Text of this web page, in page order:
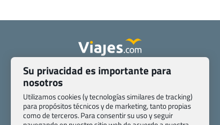
Quienes somos
Contacto
Pasaporte, Visado, Salud y otras disposiciones específicas
Blog de Viajes.com
Registro de agencias
Preguntas frecuentes
Condiciones generales
Política de privacidad y cookies
Transparencia
Su privacidad es importante para
nosotros
Utilizamos cookies (y tecnologías similares de tracking)
para propósitos técnicos y de marketing, tanto propias
como de terceros. Para consentir su uso y seguir